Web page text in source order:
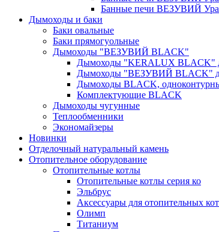
Банные печи ВЕЗУВИЙ
Дымоходы и баки
Баки овальные
Баки прямогуольные
Дымоходы "ВЕЗУВИЙ BLACK"
Дымоходы "KERALUX BLACK"
Дымоходы "ВЕЗУВИЙ BLACK"
Дымоходы BLACK,
Комплектующие BLACK
Дымоходы чугунные
Теплообменники
Экономайзеры
Новинки
Отделочный натуральный камень
Отопительное оборудование
Отопительные котлы
Отопительные котлы серия ко
Эльбрус
Аксессуары для отопительных
Олимп
Титаниум